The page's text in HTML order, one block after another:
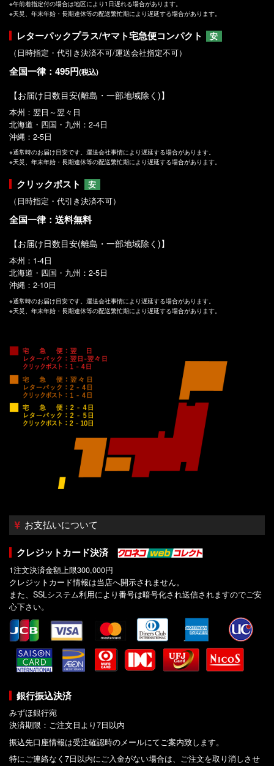
※午前着指定付の場合は地区により1日遅れる場合があります。
※天災、年末年始・長期連休等の配送繁忙期により遅延する場合があります。
レターパックプラス/ヤマト宅急便コンパクト
安
（日時指定・代引き決済不可/運送会社指定不可）
全国一律：495円(税込)
【お届け日数目安(離島・一部地域除く)】
本州：翌日～翌々日
北海道・四国・九州：2-4日
沖縄：2-5日
※通常時のお届け目安です。運送会社事情により遅延する場合があります。
※天災、年末年始・長期連休等の配送繁忙期により遅延する場合があります。
クリックポスト
安
（日時指定・代引き決済不可）
全国一律：送料無料
【お届け日数目安(離島・一部地域除く)】
本州：1-4日
北海道・四国・九州：2-5日
沖縄：2-10日
※通常時のお届け目安です。運送会社事情により遅延する場合があります。
※天災、年末年始・長期連休等の配送繁忙期により遅延する場合があります。
お支払いについて
クレジットカード決済
1注文決済金額上限300,000円
クレジットカード情報は当店へ開示されません。
また、SSLシステム利用により番号は暗号化され送信されますのでご安
心下さい。
銀行振込決済
みずほ銀行宛
決済期限：ご注文日より7日以内
振込先口座情報は受注確認時のメールにてご案内致します。
特にご連絡なく7日以内にご入金がない場合は、ご注文を取り消しさせ